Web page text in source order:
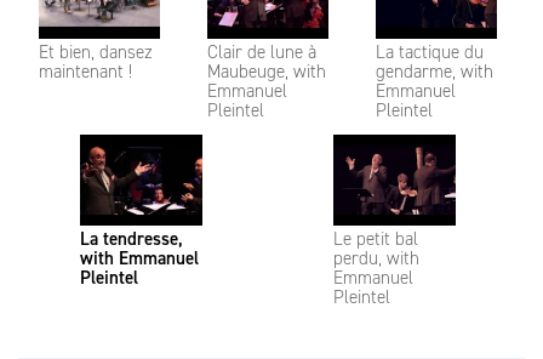
Et bien, dansez
maintenant !
Clair de lune à
Maubeuge, with
Emmanuel
Pleintel
La tactique du
gendarme, with
Emmanuel
Pleintel
La tendresse,
with Emmanuel
Pleintel
Le petit bal
perdu, with
Emmanuel
Pleintel